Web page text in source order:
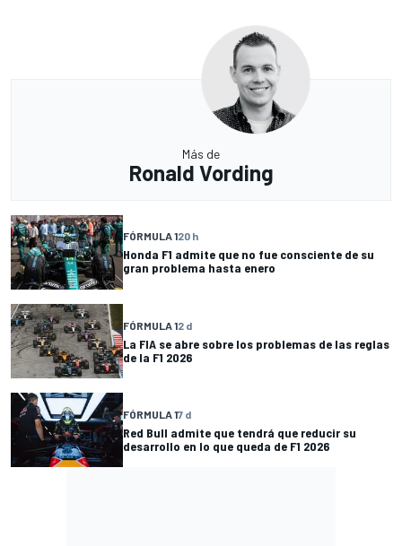
Más de
Ronald Vording
FÓRMULA 120 h
Honda F1 admite que no fue consciente de su
gran problema hasta enero
FÓRMULA 12 d
La FIA se abre sobre los problemas de las reglas
de la F1 2026
FÓRMULA 17 d
Red Bull admite que tendrá que reducir su
desarrollo en lo que queda de F1 2026